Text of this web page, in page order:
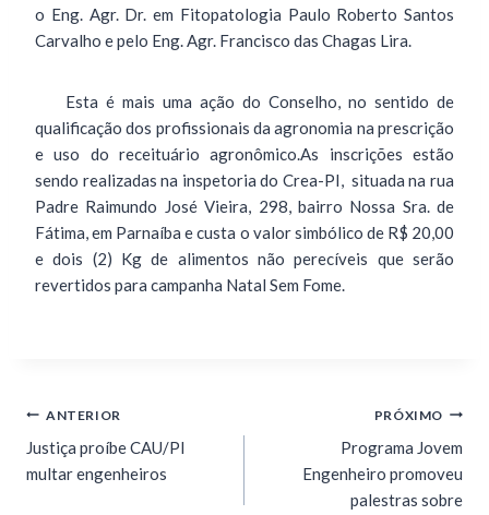
o Eng. Agr. Dr. em Fitopatologia Paulo Roberto Santos
Carvalho e pelo Eng. Agr. Francisco das Chagas Lira.
Esta é mais uma ação do Conselho, no sentido de
qualificação dos profissionais da agronomia na prescrição
e uso do receituário agronômico.As inscrições estão
sendo realizadas na inspetoria do Crea-PI, situada na rua
Padre Raimundo José Vieira, 298, bairro Nossa Sra. de
Fátima, em Parnaíba e custa o valor simbólico de R$ 20,00
e dois (2) Kg de alimentos não perecíveis que serão
revertidos para campanha Natal Sem Fome.
ANTERIOR
Justiça proíbe CAU/PI
multar engenheiros
PRÓXIMO
Programa Jovem
Engenheiro promoveu
palestras sobre